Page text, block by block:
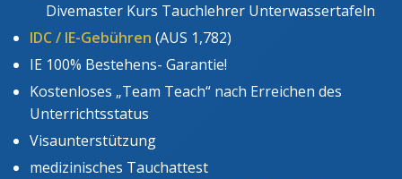
Divemaster Kurs Tauchlehrer Unterwassertafeln
IDC / IE-Gebühren (AUS 1,782)
IE 100% Bestehens- Garantie!
Kostenloses „Team Teach“ nach Erreichen des
Unterrichtsstatus
Visaunterstützung
medizinisches Tauchattest